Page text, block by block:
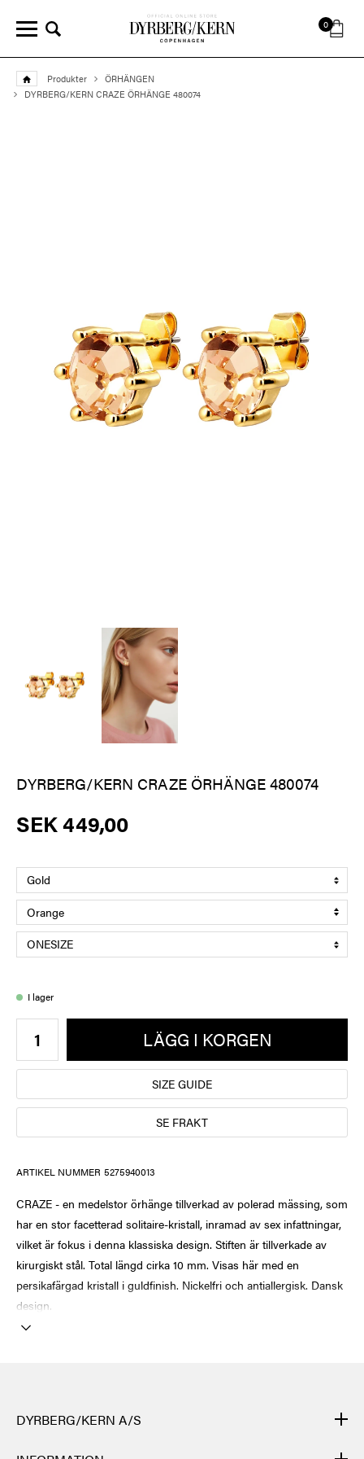
0
Produkter
ÖRHÄNGEN
DYRBERG/KERN CRAZE ÖRHÄNGE 480074
DYRBERG/KERN CRAZE ÖRHÄNGE 480074
SEK 449,00
I lager
LÄGG I KORGEN
SIZE GUIDE
SE FRAKT
ARTIKEL NUMMER 5275940013
CRAZE - en medelstor örhänge tillverkad av polerad mässing, som
har en stor facetterad solitaire-kristall, inramad av sex infattningar,
vilket är fokus i denna klassiska design. Stiften är tillverkade av
kirurgiskt stål. Total längd cirka 10 mm. Visas här med en
persikafärgad kristall i guldfinish. Nickelfri och antiallergisk. Dansk
design.
DYRBERG/KERN A/S
DYRBERG/KERNs produkter är handgjorda och genomgår många